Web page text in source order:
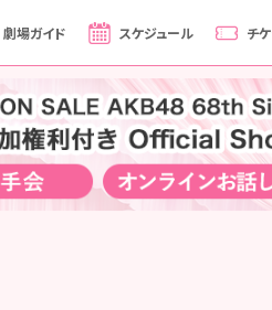
劇場ガイド スケジュール チ